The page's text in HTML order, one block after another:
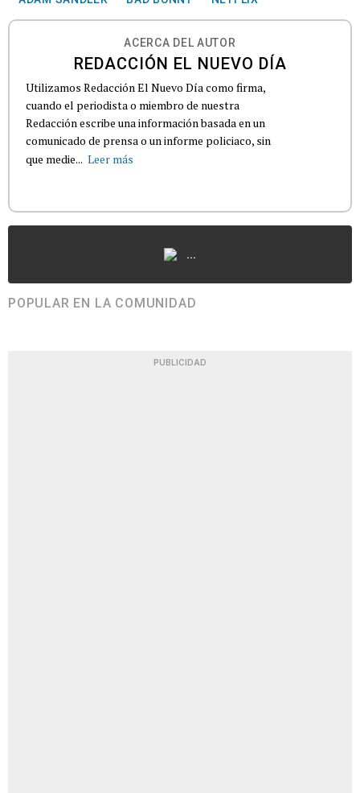
ACERCA DEL AUTOR
REDACCIÓN EL NUEVO DÍA
Utilizamos Redacción El Nuevo Día como firma,
cuando el periodista o miembro de nuestra
Redacción escribe una información basada en un
comunicado de prensa o un informe policiaco, sin
que medie... Leer más
...
POPULAR EN LA COMUNIDAD
PUBLICIDAD